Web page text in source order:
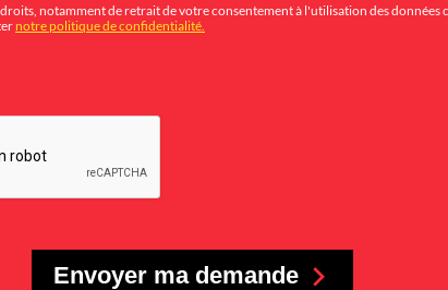
notamment de retrait de votre consentement à l'utilisation des données
notre politique de confidentialité.
Envoyer ma demande